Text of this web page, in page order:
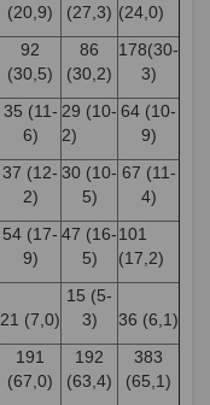
(20,9)
(27,3) (24,0)
92
(30,5)
86
(30,2)
178(30-
3)
35 (11-
6)
29 (10-
2)
64 (10-
9)
37 (12-
2)
30 (10-
5)
67 (11-
4)
54 (17-
9)
47 (16-
5)
101
(17,2)
21 (7,0)
15 (5-
3)
36 (6,1)
191
(67,0)
192
(63,4)
383
(65,1)